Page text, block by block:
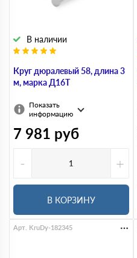
Круг дюралевый 58, длина 3
м, марка Д16Т
В наличии
Показать
информацию
7 981 руб
-
+
В КОРЗИНУ
Арт. KruDy-182345